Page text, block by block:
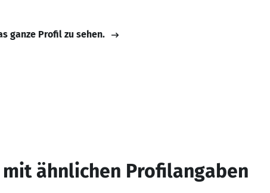
ganze Profil zu sehen.
ähnlichen Profilangaben